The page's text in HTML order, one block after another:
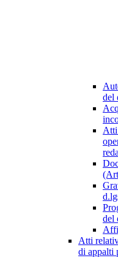
del
Atti
del
Atti
di appalti